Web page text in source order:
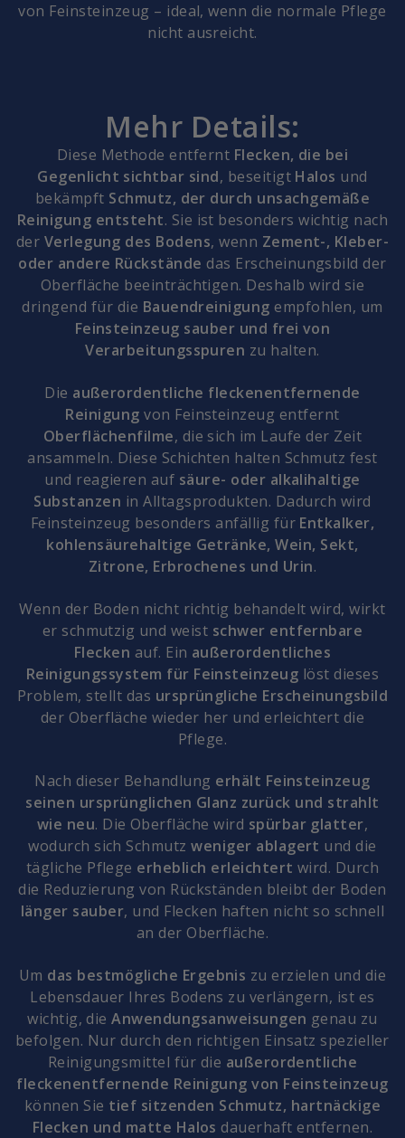
von Feinsteinzeug – ideal, wenn die normale Pflege
nicht ausreicht.
Mehr Details:
Diese Methode entfernt Flecken, die bei
Gegenlicht sichtbar sind, beseitigt Halos und
bekämpft Schmutz, der durch unsachgemäße
Reinigung entsteht. Sie ist besonders wichtig nach
der Verlegung des Bodens, wenn Zement-, Kleber-
oder andere Rückstände das Erscheinungsbild der
Oberfläche beeinträchtigen. Deshalb wird sie
dringend für die Bauendreinigung empfohlen, um
Feinsteinzeug sauber und frei von
Verarbeitungsspuren zu halten.
Die außerordentliche fleckenentfernende
Reinigung von Feinsteinzeug entfernt
Oberflächenfilme, die sich im Laufe der Zeit
ansammeln. Diese Schichten halten Schmutz fest
und reagieren auf säure- oder alkalihaltige
Substanzen in Alltagsprodukten. Dadurch wird
Feinsteinzeug besonders anfällig für Entkalker,
kohlensäurehaltige Getränke, Wein, Sekt,
Zitrone, Erbrochenes und Urin.
Wenn der Boden nicht richtig behandelt wird, wirkt
er schmutzig und weist schwer entfernbare
Flecken auf. Ein außerordentliches
Reinigungssystem für Feinsteinzeug löst dieses
Problem, stellt das ursprüngliche Erscheinungsbild
der Oberfläche wieder her und erleichtert die
Pflege.
Nach dieser Behandlung erhält Feinsteinzeug
seinen ursprünglichen Glanz zurück und strahlt
wie neu. Die Oberfläche wird spürbar glatter,
wodurch sich Schmutzweniger ablagert und die
tägliche Pflege erheblich erleichtert wird. Durch
die Reduzierung von Rückständen bleibt der Boden
länger sauber, und Flecken haften nicht so schnell
an der Oberfläche.
Um das bestmögliche Ergebnis zu erzielen und die
Lebensdauer Ihres Bodens zu verlängern, ist es
wichtig, dieAnwendungsanweisungen genau zu
befolgen. Nur durch den richtigen Einsatz spezieller
Reinigungsmittel für die außerordentliche
fleckenentfernende Reinigung von Feinsteinzeug
können Sie tief sitzenden Schmutz, hartnäckige
Flecken und matte Halos dauerhaft entfernen.